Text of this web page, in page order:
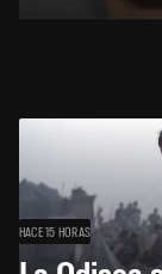
HACE 15 HORAS